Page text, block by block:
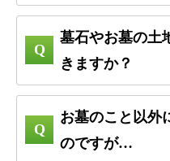
墓石やお墓の土
きますか？
お墓のこと以外
のですが…